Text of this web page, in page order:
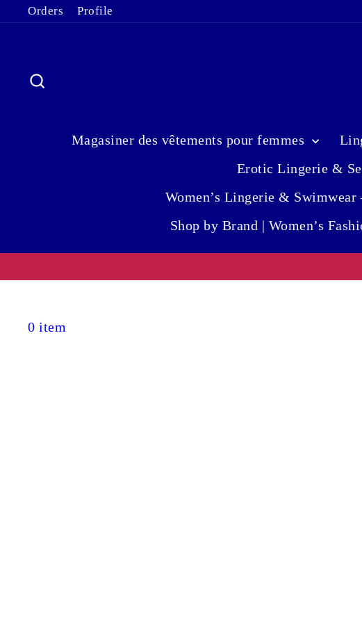
Passer
au
Orders Profile
Magasiner des vêtements pour femmes
Erotic Lingerie &
Women’s Lingerie &
Shop by Brand | Women’s
0 item